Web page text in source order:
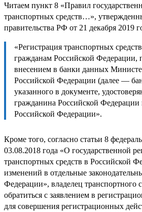
Читаем пункт 8 «Правил
транспортных средств…»,
правительства РФ от 21 декабря 2019
«Регистрация транспортных
гражданам Российской Федерации,
внесением в банки данных
Российской Федерации (далее —
указанного в документе,
гражданина Российской Федерации
Российской Федерации».
Кроме того, согласно статьи 8
03.08.2018 года «О государственной
транспортных средств в Российской
изменений в отдельные
Федерации», владелец транспортного
обратиться с заявлением в
для совершения регистрационных